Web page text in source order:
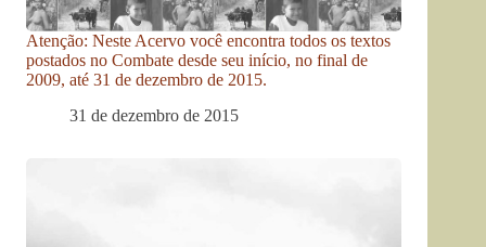
Atenção: Neste Acervo você encontra todos os textos
postados no Combate desde seu início, no final de
2009, até 31 de dezembro de 2015.
31 de dezembro de 2015